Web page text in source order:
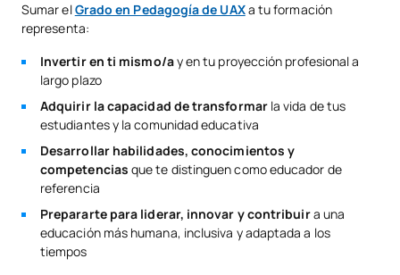
Sumar elGrado en Pedagogía de UAXa tu formación
representa:
Invertir en ti mismo/ay en tu proyección profesional a
largo plazo
Adquirir la capacidad de transformarla vida de tus
estudiantes y la comunidad educativa
Desarrollar habilidades, conocimientos y
competencias que te distinguen como educador de
referencia
Prepararte para liderar, innovar y contribuira una
educación más humana, inclusiva y adaptada a los
tiempos